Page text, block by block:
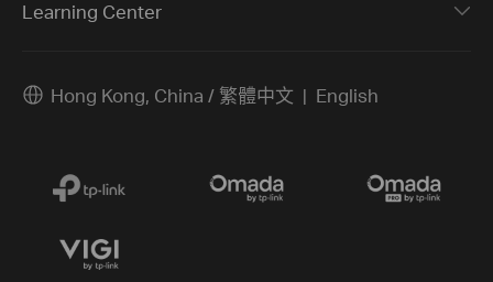
Learning Center
Hong Kong, China / 繁體中文 | English